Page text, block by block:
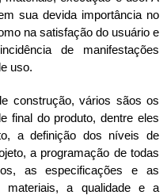
sua devida importância no
na satisfação do usuário e
de manifestações
uso.
construção, vários sãos os
final do produto, dentre eles
a definição dos níveis de
a programação de todas
as especificações e as
a qualidade e a